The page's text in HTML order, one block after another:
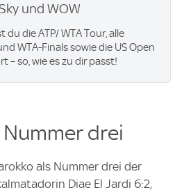
und WOW
du die ATP/ WTA Tour, alle
WTA-Finals sowie die US Open
– so, wie es zu dir passt!
Nummer drei
als Nummer drei der
Diae El Jardi 6:2,